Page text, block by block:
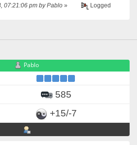
07:21:06 pm by Pablo » Logged
Pablo
585
+15/-7